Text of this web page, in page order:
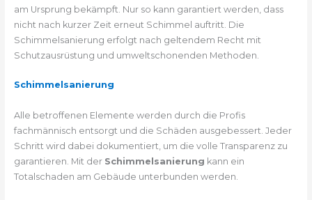
am Ursprung bekämpft. Nur so kann garantiert werden, dass
nicht nach kurzer Zeit erneut Schimmel auftritt. Die
Schimmelsanierung erfolgt nach geltendem Recht mit
Schutzausrüstung und umweltschonenden Methoden.
Schimmelsanierung
Alle betroffenen Elemente werden durch die Profis
fachmännisch entsorgt und die Schäden ausgebessert. Jeder
Schritt wird dabei dokumentiert, um die volle Transparenz zu
garantieren. Mit der Schimmelsanierung kann ein
Totalschaden am Gebäude unterbunden werden.